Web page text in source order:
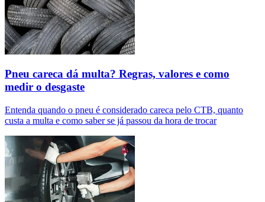
Pneu careca dá multa? Regras, valores e como
medir o desgaste
Entenda quando o pneu é considerado careca pelo CTB, quanto
custa a multa e como saber se já passou da hora de trocar